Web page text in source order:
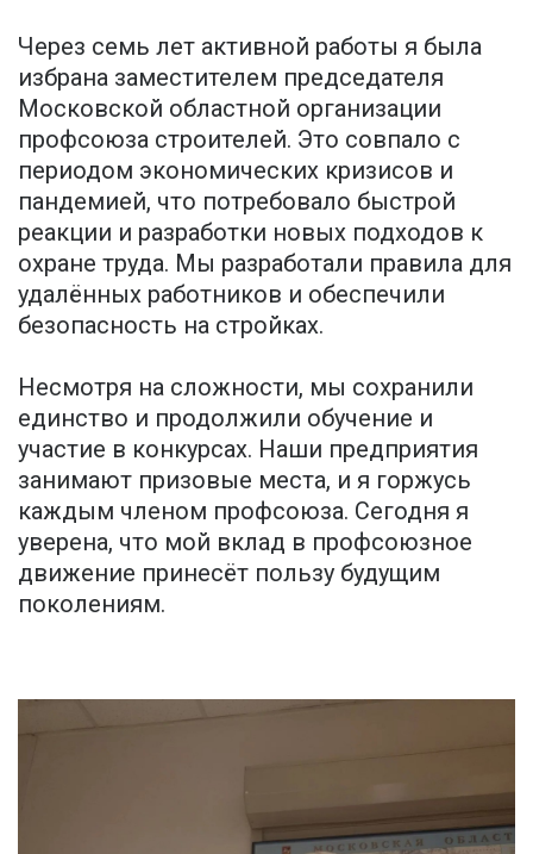
Через семь лет активной работы я была
избрана заместителем председателя
Московской областной организации
профсоюза строителей. Это совпало с
периодом экономических кризисов и
пандемией, что потребовало быстрой
реакции и разработки новых подходов к
охране труда. Мы разработали правила для
удалённых работников и обеспечили
безопасность на стройках.
Несмотря на сложности, мы сохранили
единство и продолжили обучение и
участие в конкурсах. Наши предприятия
занимают призовые места, и я горжусь
каждым членом профсоюза. Сегодня я
уверена, что мой вклад в профсоюзное
движение принесёт пользу будущим
поколениям.